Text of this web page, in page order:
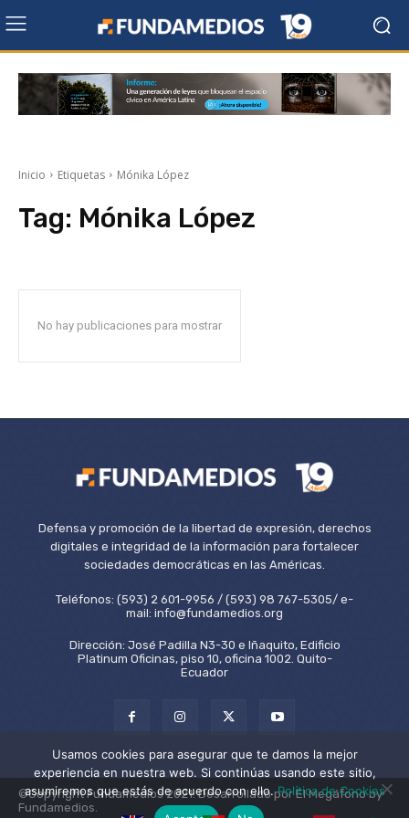
Inicio Etiquetas Mónika López
Tag: Mónika López
No hay publicaciones para mostrar
Defensa y promoción de la libertad de expresión, derechos
digitales e integridad de la información para fortalecer
sociedades democráticas en las Américas.
Teléfonos: (593) 2 601-9956 / (593) 98 767-5305/ e-
mail: info@fundamedios.org
Dirección: José Padilla N3-30 e Iñaquito, Edificio
Platinum Oficinas, piso 10, oficina 1002. Quito-
Ecuador
©Copyright Fundamedios 2021. Desarrollado por El Megáfono by
Fundamedios.
Usamos cookies para asegurar que te damos la mejor
experiencia en nuestra web. Si continúas usando este sitio,
asumiremos que estás de acuerdo con ello.Política de Cookies